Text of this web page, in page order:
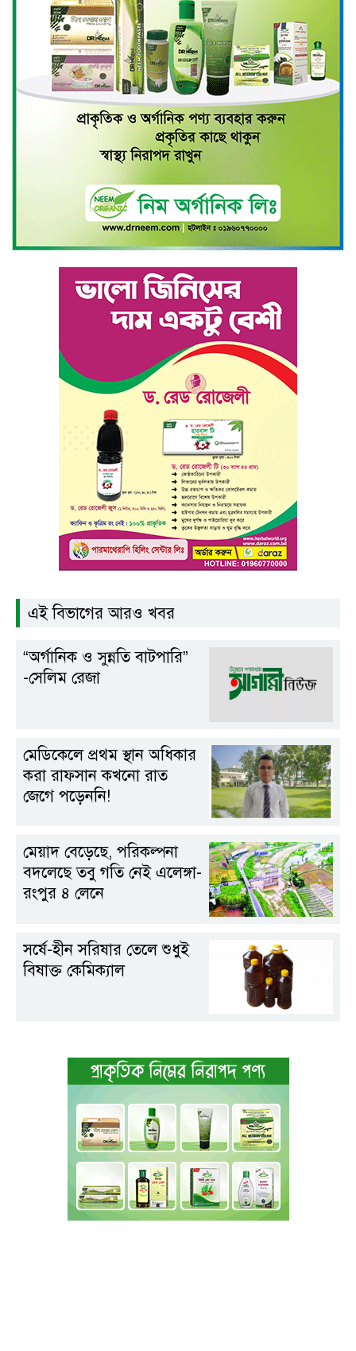
এই বিভাগের আরও খবর
“অর্গানিক ও সুন্নতি বাটপারি”
-সেলিম রেজা
মেডিকেলে প্রথম স্থান অধিকার
করা রাফসান কখনো রাত
জেগে পড়েননি!
মেয়াদ বেড়েছে, পরিকল্পনা
বদলেছে তবু গতি নেই এলেঙ্গা-
রংপুর ৪ লেনে
সর্ষে-হীন সরিষার তেলে শুধুই
বিষাক্ত কেমিক্যাল